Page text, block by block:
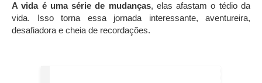
A vida é uma série de mudanças, elas afastam o tédio da
vida. Isso torna essa jornada interessante, aventureira,
desafiadora e cheia de recordações.